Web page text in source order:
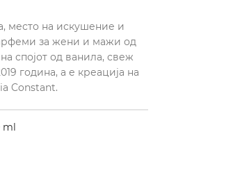
место на искушение и
за жени и мажи од
спојот од ванила, свеж
година, а е креација на
Constant.
ml